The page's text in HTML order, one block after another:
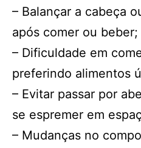
– Balançar a cabeça
após comer ou beber;
– Dificuldade em
preferindo alimentos
– Evitar passar por
se espremer em
– Mudanças no